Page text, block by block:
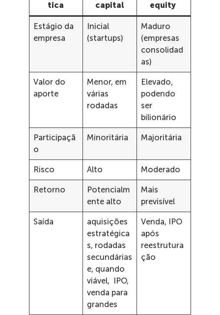
tica
capital
equity
Estágio da
empresa
Inicial
(startups)
Maduro
(empresas
consolidad
as)
Valor do
aporte
Menor, em
várias
rodadas
Elevado,
podendo
ser
bilionário
Participaçã
o
Minoritária Majoritária
Risco Alto Moderado
Retorno
Potencialm
ente alto
Mais
previsível
Saída
aquisições
estratégica
s, rodadas
secundárias
e, quando
viável, IPO,
venda para
grandes
Venda, IPO
após
reestrutura
ção